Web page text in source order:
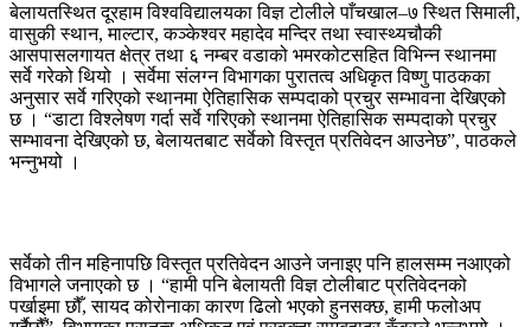
बेलायतस्थित दूरहाम विश्वविद्यालयका विज्ञ टोलीले पाँचखाल–७ स्थित सिमाली,
वासुकी स्थान, माल्टार, कञ्केश्वर महादेव मन्दिर तथा स्वास्थ्यचौकी
आसपासलगायत क्षेत्र तथा ६ नम्बर वडाको भमरकोटसहित विभिन्न स्थानमा
सर्वे गरेको थियो । सर्वेमा संलग्न विभागका पुरातत्व अधिकृत विष्णु पाठकका
अनुसार सर्वे गरिएको स्थानमा ऐतिहासिक सम्पदाको प्रचुर सम्भावना देखिएको
छ । “डाटा विश्लेषण गर्दा सर्वे गरिएको स्थानमा ऐतिहासिक सम्पदाको प्रचुर
सम्भावना देखिएको छ, बेलायतबाट सर्वेको विस्तृत प्रतिवेदन आउनेछ”, पाठकले
भन्नुभयो ।
सर्वेको तीन महिनापछि विस्तृत प्रतिवेदन आउने जनाइए पनि हालसम्म नआएको
विभागले जनाएको छ । “हामी पनि बेलायती विज्ञ टोलीबाट प्रतिवेदनको
पर्खाइमा छौँ, सायद कोरोनाका कारण ढिलो भएको हुनसक्छ, हामी फलोअप